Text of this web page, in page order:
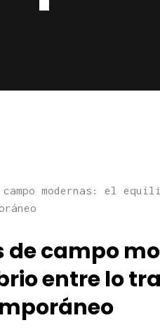
de campo
entre lo